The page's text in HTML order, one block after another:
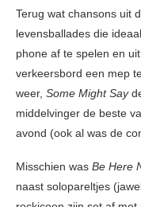
Terug wat chansons uit
levensballades die
phone af te spelen en
verkeersbord een mep
weer, Some Might Say
middelvinger de beste
avond (ook al was de
Misschien was Be Here
naast solopareltjes